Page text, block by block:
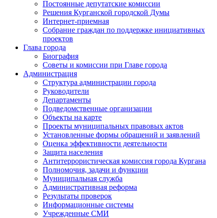
Постоянные депутатские комиссии
Решения Курганской городской Думы
Интернет-приемная
Собрание граждан по поддержке инициативных
проектов
Глава города
Биография
Советы и комиссии при Главе города
Администрация
Структура администрации города
Руководители
Департаменты
Подведомственные организации
Объекты на карте
Проекты муниципальных правовых актов
Установленные формы обращений и заявлений
Оценка эффективности деятельности
Защита населения
Антитеррористическая комиссия города Кургана
Полномочия, задачи и функции
Муниципальная служба
Административная реформа
Результаты проверок
Информационные системы
Учрежденные СМИ